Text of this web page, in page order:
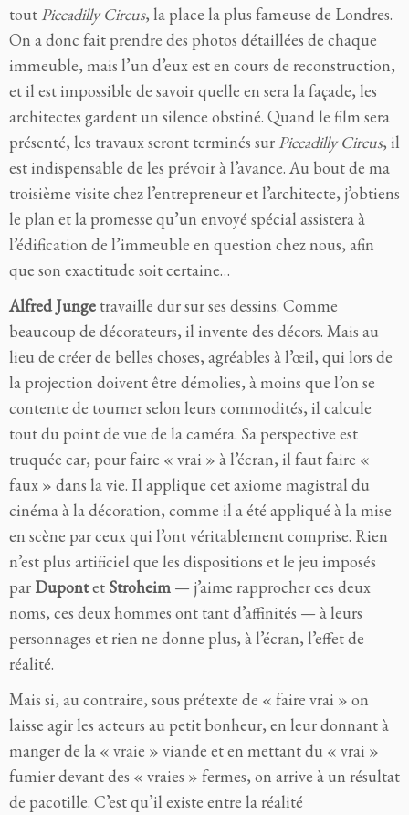
toutPiccadillyCircus, la place la plus fameuse de Londres.
On a donc fait prendre des photos détaillées de chaque
immeuble, mais l’un d’eux est en cours de reconstruction,
et il est impossible de savoir quelle en sera la façade, les
architectes gardent un silence obstiné. Quand le film sera
présenté, les travaux seront terminés surPiccadilly Circus, il
est indispensable de les prévoir à l’avance. Au bout de ma
troisième visite chez l’entrepreneur et l’architecte, j’obtiens
le plan et la promesse qu’un envoyé spécial assistera à
l’édification de l’immeuble en question chez nous, afin
que son exactitude soit certaine…
Alfred Junge travaille dur sur ses dessins. Comme
beaucoup de décorateurs, il invente des décors. Mais au
lieu de créer de belles choses, agréables à l’œil, qui lors de
la projection doivent être démolies, àmoins que l’on se
contente de tourner selon leurs commodités, il calcule
tout du point de vue de la caméra. Sa perspective est
truquée car, pour faire « vrai » à l’écran, il faut faire «
faux » dans la vie. Il applique cet axiome magistral du
cinéma à la décoration, comme il a été appliqué à la mise
en scène par ceux qui l’ont véritablement comprise. Rien
n’est plus artificiel que les dispositions et le jeu imposés
par Dupontet Stroheim — j’aime rapprocher ces deux
noms, ces deux hommes ont tant d’affinités — à leurs
personnages et rien ne donne plus, à l’écran, l’effetde
réalité.
Mais si, au contraire, sous prétexte de « faire vrai » on
laisse agir les acteurs au petit bonheur, en leur donnant à
manger de la « vraie » viande et en mettant du « vrai »
fumier devant des « vraies » fermes, on arrive à un résultat
de pacotille. C’est qu’il existe entre la réalité